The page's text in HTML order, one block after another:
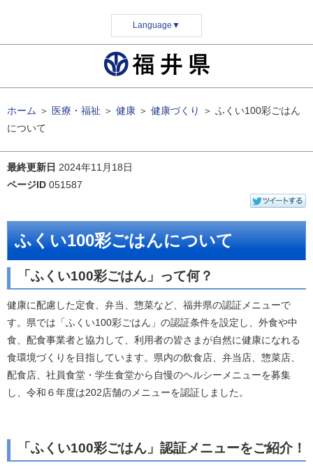
Language ▼
ホーム ＞ 医療・福祉 ＞ 健康 ＞ 健康づくり ＞ ふくい100彩ごはん
について
最終更新日 2024年11月18日
ページID 051587
ふくい100彩ごはんについて
「ふくい100彩ごはん」って何？
健康に配慮した定食、弁当、惣菜など、福井県の認証メニューで
す。県では「ふくい100彩ごはん」の認証条件を設定し、外食や中
食、配食事業者と協力して、利用者の皆さまが自然に健康になれる
食環境づくりを目指しています。県内の飲食店、弁当店、惣菜店、
配食店、社員食堂・学生食堂から自慢のヘルシーメニューを募集
し、令和６年度は202店舗のメニューを認証しました。
「ふくい100彩ごはん」認証メニューをご紹介！